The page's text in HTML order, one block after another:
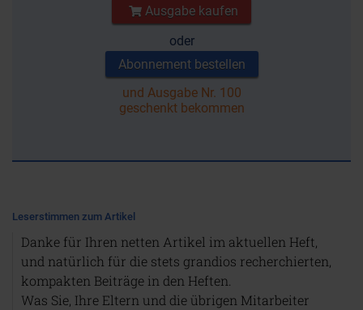
Ausgabe kaufen
oder
Abonnement bestellen
und Ausgabe Nr. 100
geschenkt bekommen
Leserstimmen zum Artikel
Danke für Ihren netten Artikel im aktuellen Heft,
und natürlich für die stets grandios recherchierten,
kompakten Beiträge in den Heften.
Was Sie, Ihre Eltern und die übrigen Mitarbeiter